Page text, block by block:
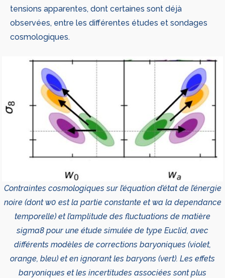
tensions apparentes, dont certaines sont déjà
observées, entre les différentes études et sondages
cosmologiques.
Contraintes cosmologiques sur l’équation d’état de l’énergie
noire (dont w0 est la partie constante et wa la dependance
temporelle) et l’amplitude des fluctuations de matière
sigma8 pour une étude simulée de type Euclid, avec
différents modèles de corrections baryoniques (violet,
orange, bleu) et en ignorant les baryons (vert). Les effets
baryoniques et les incertitudes associées sont plus